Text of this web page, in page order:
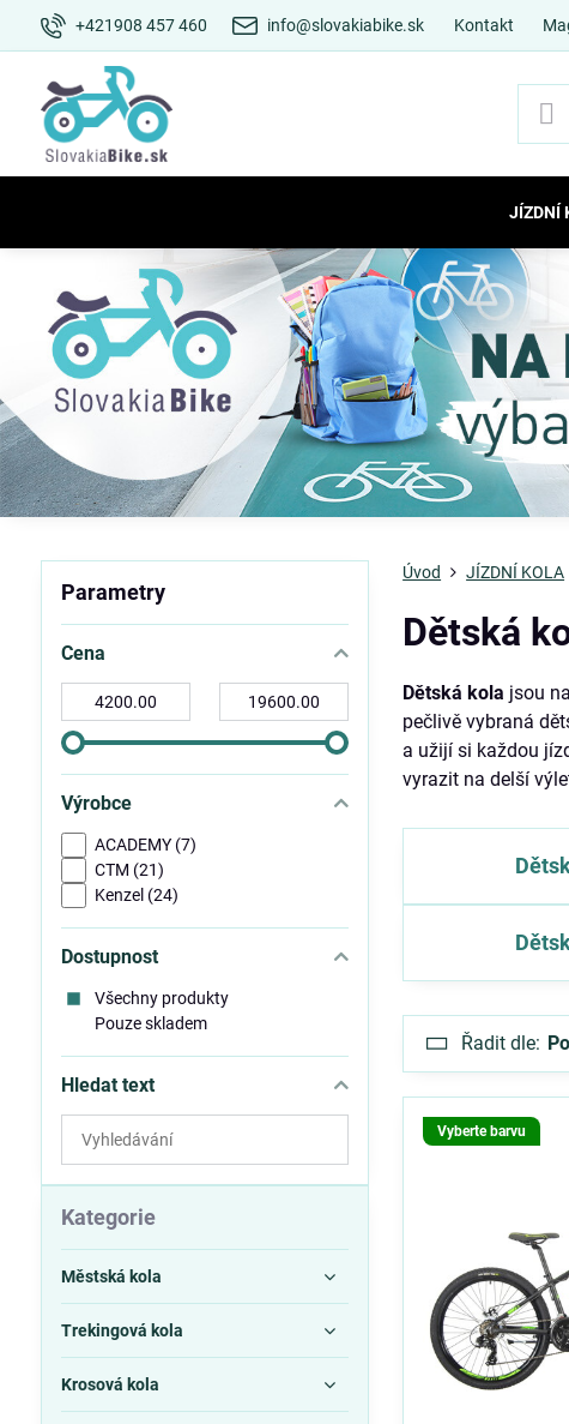
+421908 457 460 info@slovakiabike.sk Kontakt
JÍZDNÍ
Úvod JÍZDNÍ KOLA
Dětská
Dětská kola jsou
pečlivě vybraná
a užijí si každou
vyrazit na delší
Řadit dle:
Vyberte barvu
Parametry
Cena
Výrobce
ACADEMY (7)
CTM (21)
Kenzel (24)
Dostupnost
Všechny produkty
Pouze skladem
Hledat text
Prohledat
výsledky
filtru
fulltextem
Kategorie
Městská kola
Trekingová kola
Krosová kola